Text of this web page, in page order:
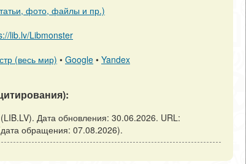
фото, файлы и пр.)
lib.lv/Libmonster
(весь мир) • Google • Yandex
Дата обновления: 30.06.2026. URL:
обращения: 07.08.2026).